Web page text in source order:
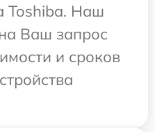
Toshiba. Наш
Ваш запрос
и сроков